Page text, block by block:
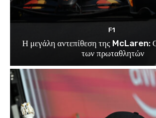
F1
Η μεγάλη αντεπίθεση της McLaren:
των πρωταθλητών